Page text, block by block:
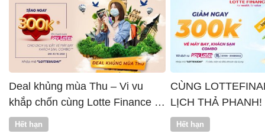
Deal khủng mùa Thu – Vi vu
khắp chốn cùng Lotte Finance x
Vntrip
Hết hạn
CÙNG
LỊCH THẢ PHANH!
Hết hạn